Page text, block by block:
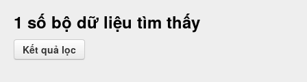
1 số bộ dữ liệu tìm thấy
Kết quả lọc